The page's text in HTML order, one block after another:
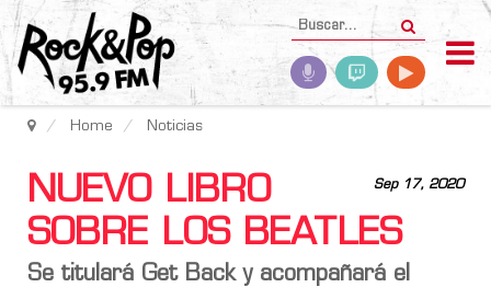
Home Noticias
Sep 17, 2020
NUEVO LIBRO
SOBRE LOS BEATLES
Se titulará Get Back y acompañará el